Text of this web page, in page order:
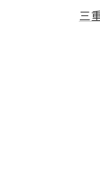
三